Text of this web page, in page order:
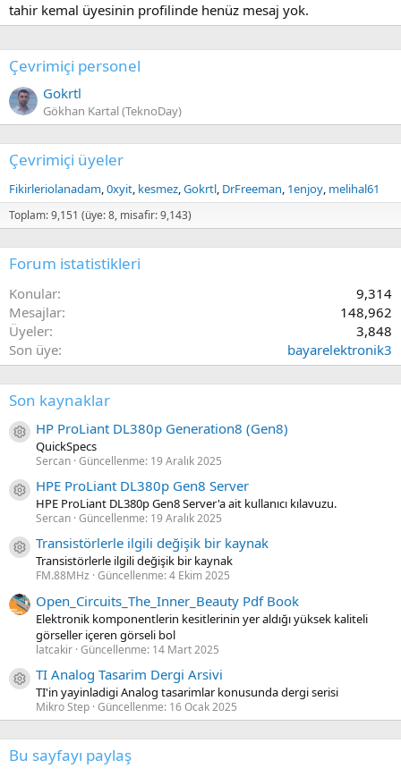
tahir kemal üyesinin profilinde henüz mesaj yok.
Çevrimiçi personel
Gokrtl
Gökhan Kartal (TeknoDay)
Çevrimiçi üyeler
Fikirleriolanadam 0xyit kesmez Gokrtl DrFreeman 1enjoy melihal61
Toplam: 9,151 (üye: 8, misafir: 9,143)
Forum istatistikleri
Konular
9,314
Mesajlar
148,962
Üyeler
3,848
Son üye
bayarelektronik3
Son kaynaklar
Kaynak ikon/amblem
HP ProLiant DL380p Generation8 (Gen8)
QuickSpecs
Sercan Güncellenme: 19 Aralık 2025
Kaynak ikon/amblem
HPE ProLiant DL380p Gen8 Server
HPE ProLiant DL380p Gen8 Server'a ait kullanıcı kılavuzu.
Sercan Güncellenme: 19 Aralık 2025
Kaynak ikon/amblem
Transistörlerle ilgili değişik bir kaynak
Transistörlerle ilgili değişik bir kaynak
FM.88MHz Güncellenme:4 Ekim 2025
Open_Circuits_The_Inner_Beauty Pdf Book
Elektronik komponentlerin kesitlerinin yer aldığı yüksek kaliteli
görseller içeren görseli bol
latcakir Güncellenme: 14 Mart 2025
Kaynak ikon/amblem
TI Analog Tasarim Dergi Arsivi
TI'in yayinladigi Analog tasarimlar konusunda dergi serisi
Mikro Step Güncellenme: 16 Ocak 2025
Bu sayfayı paylaş